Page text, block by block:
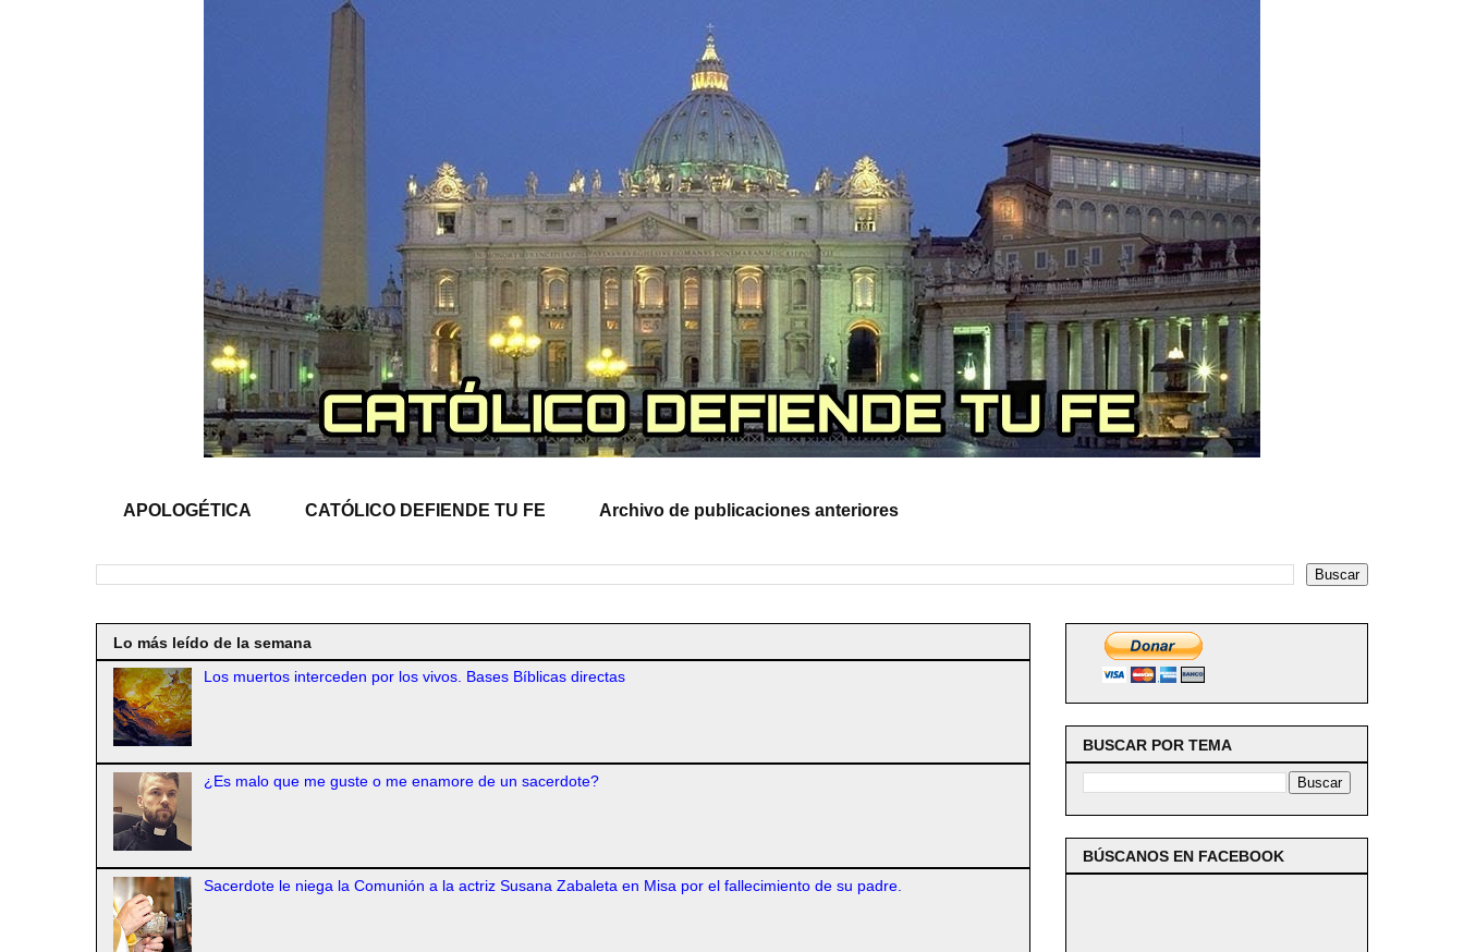
APOLOGÉTICA CATÓLICO DEFIENDE TU FE Archivo de publicaciones anteriores
Lo más leído de la semana
Los muertos interceden por los vivos. Bases Bíblicas directas
¿Es malo que me guste o me enamore de un sacerdote?
Sacerdote le niega la Comunión a la actriz Susana Zabaleta en Misa por el fallecimiento de su padre.
BUSCAR POR TEMA
BÚSCANOS EN FACEBOOK